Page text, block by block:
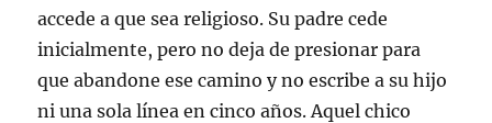
accede a que sea religioso. Su padre cede
inicialmente, pero no deja de presionar para
que abandone ese camino y no escribe a su hijo
ni una sola línea en cinco años. Aquel chico